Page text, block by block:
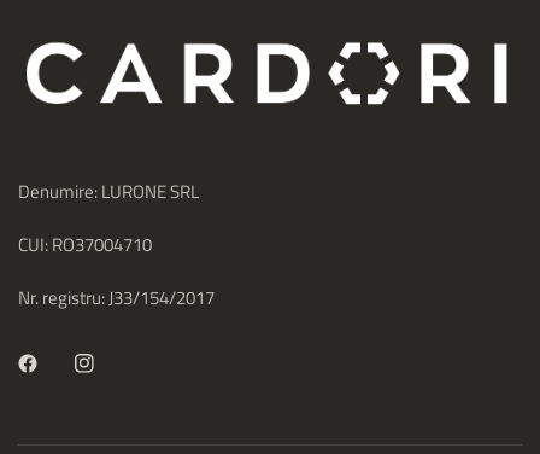
Denumire: LURONE SRL
CUI: RO37004710
Nr. registru: J33/154/2017